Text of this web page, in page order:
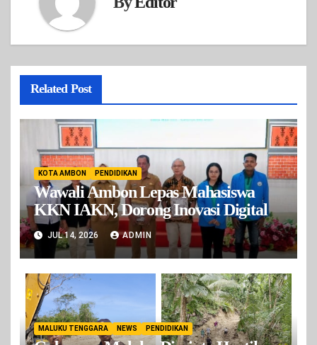
Related Post
KOTA AMBON PENDIDIKAN
Wawali Ambon Lepas Mahasiswa
KKN IAKN, Dorong Inovasi Digital
JUL 14, 2026 ADMIN
MALUKU TENGGARA NEWS PENDIDIKAN